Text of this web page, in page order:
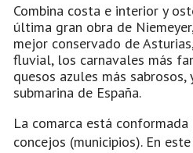
Combina costa e interior y
última gran obra de
mejor conservado de
fluvial, los carnavales más
quesos azules más sabrosos,
submarina de España.
La comarca está
concejos (municipios). En